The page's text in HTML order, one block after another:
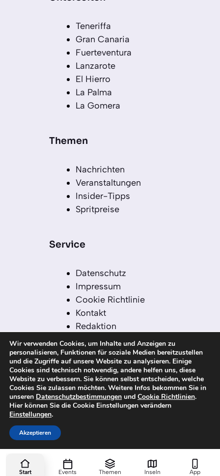
Teneriffa
Gran Canaria
Fuerteventura
Lanzarote
El Hierro
La Palma
La Gomera
Themen
Nachrichten
Veranstaltungen
Insider-Tipps
Spritpreise
Service
Datenschutz
Impressum
Cookie Richtlinie
Kontakt
Redaktion
Redaktionelle Leitlinien
Sitemap
Einsatz von KI in der
Redaktion
© 2026 kanaren-nachrichten.com – Alle
Rechte vorbehalten
Wir verwenden Cookies, um Inhalte und Anzeigen zu
personalisieren, Funktionen für soziale Medien bereitzustellen
und die Zugriffe auf unsere Website zu analysieren. Einige
Cookies sind technisch notwendig, andere helfen uns, diese
Website zu verbessern. Sie können selbst entscheiden, welche
Cookies Sie zulassen möchten. Weitere Infos bekommen Sie in
unseren Datenschutzbestimmungen und Cookie Richtlinien.
Hier können Sie die Cookie Einstellungen verändern
Einstellungen.
Akzeptieren
Start Events Themen Inseln App